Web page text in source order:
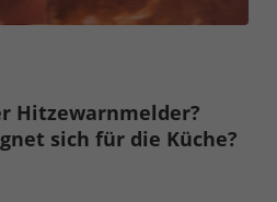
Hitzewarnmelder?
sich für die Küche?